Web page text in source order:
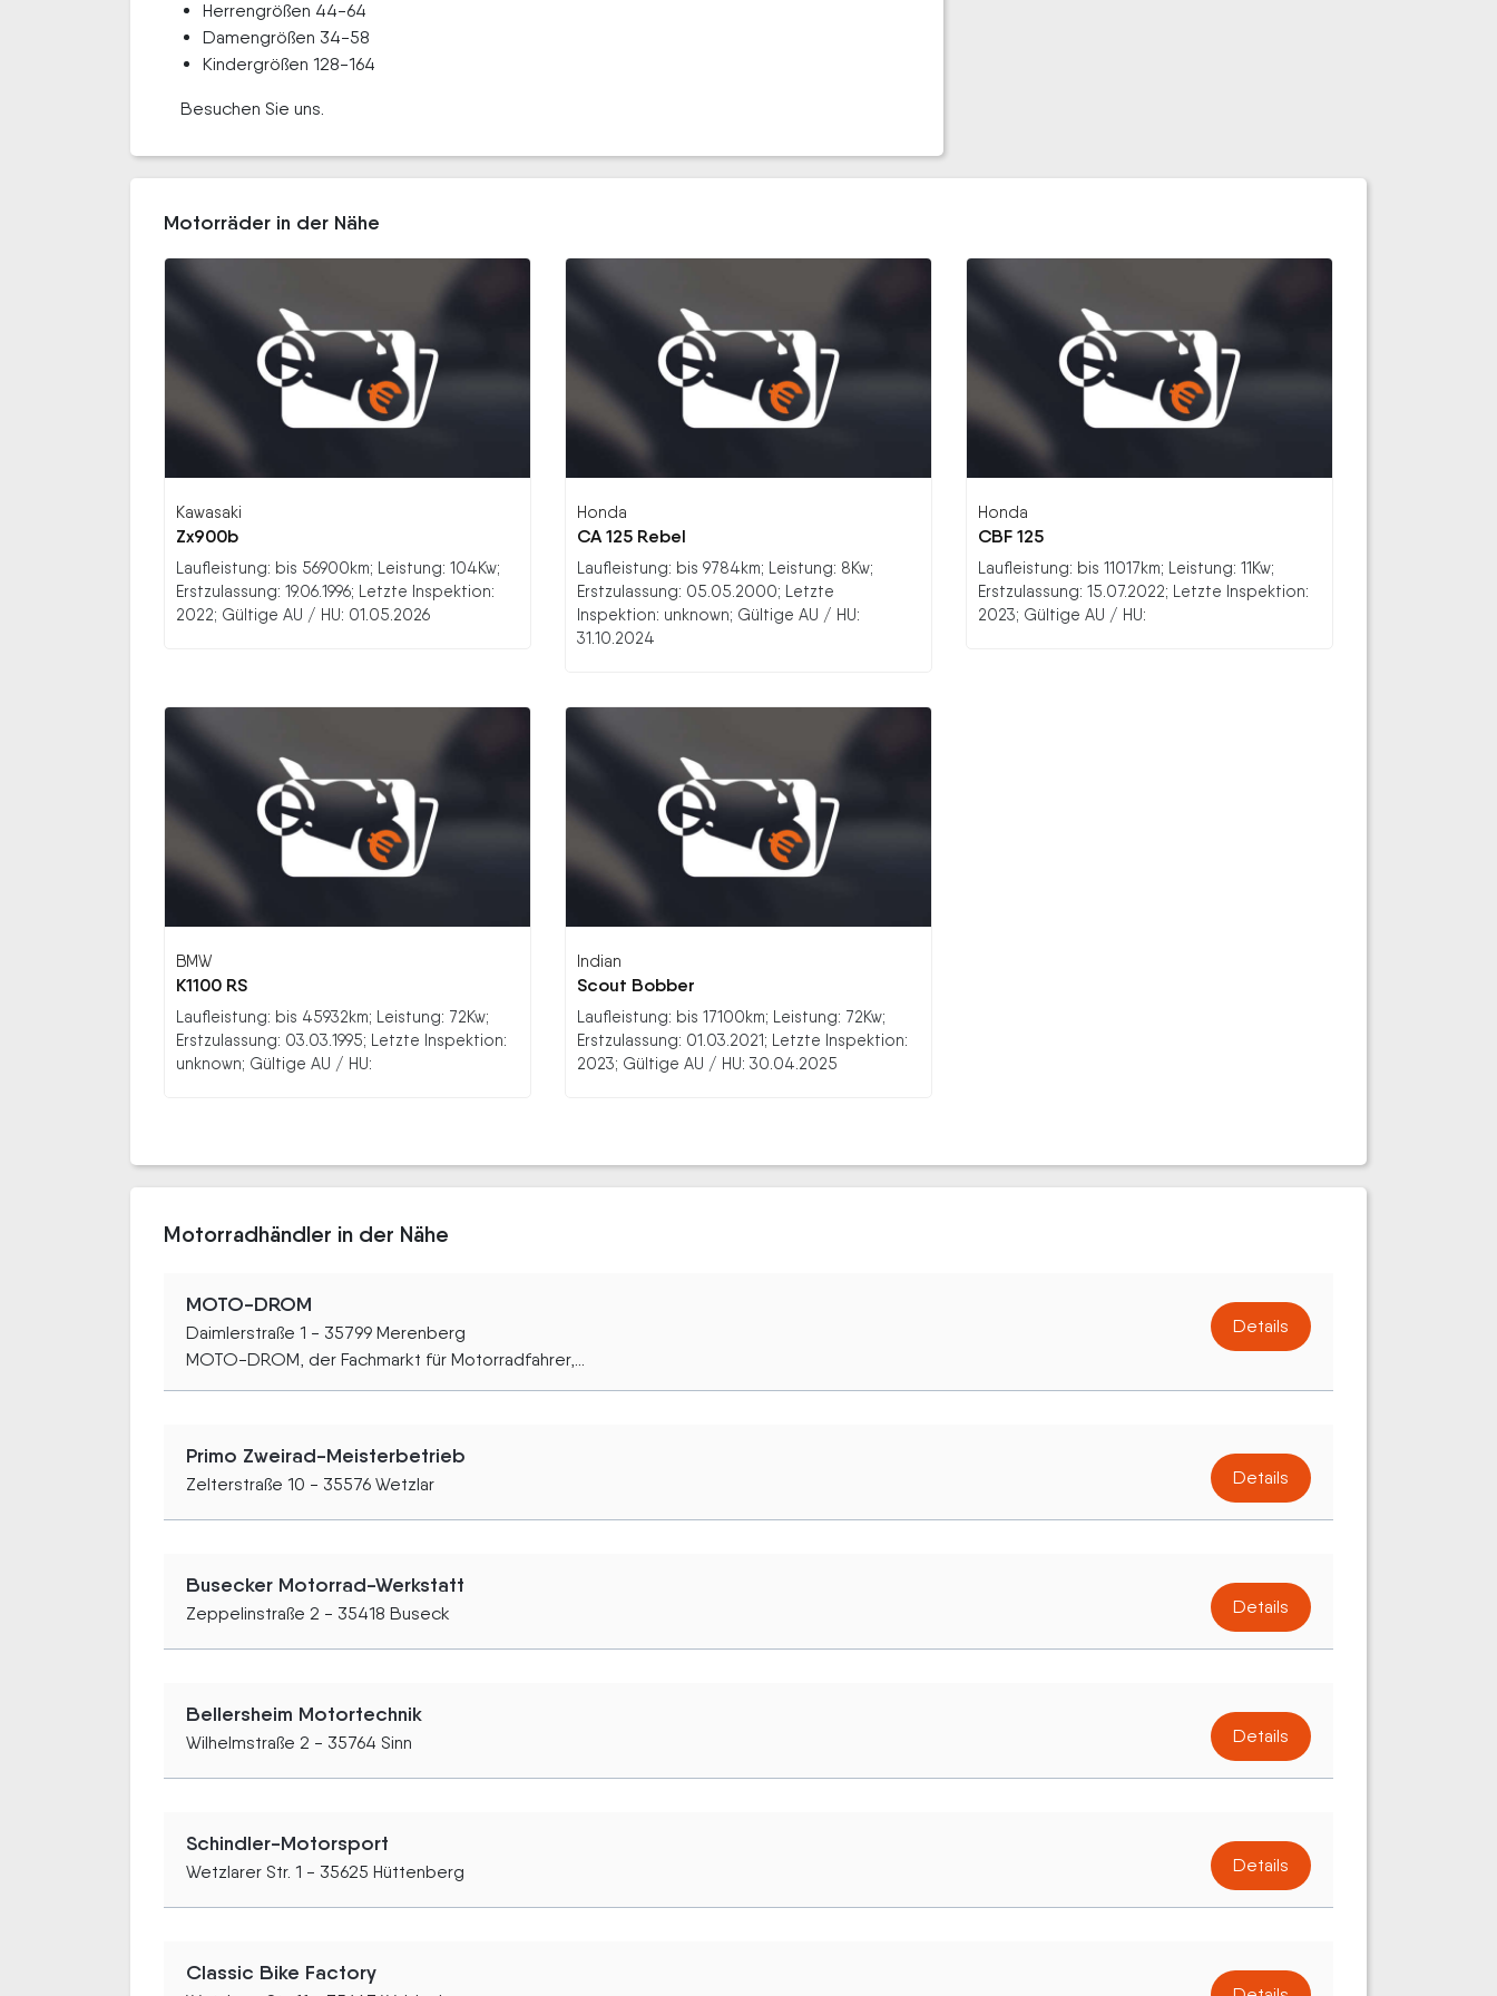
Herrengrößen 44-64
Damengrößen 34-58
Kindergrößen 128-164
Besuchen Sie uns.
Motorräder in der Nähe
Kawasaki
Zx900b
Laufleistung: bis 56900km; Leistung: 104Kw;
Erstzulassung: 19.06.1996; Letzte Inspektion:
2022; Gültige AU / HU: 01.05.2026
Honda
CA 125 Rebel
Laufleistung: bis 9784km; Leistung: 8Kw;
Erstzulassung: 05.05.2000; Letzte
Inspektion: unknown; Gültige AU / HU:
31.10.2024
Honda
CBF 125
Laufleistung: bis 11017km; Leistung: 11Kw;
Erstzulassung: 15.07.2022; Letzte Inspektion:
2023; Gültige AU / HU:
BMW
K1100 RS
Laufleistung: bis 45932km; Leistung: 72Kw;
Erstzulassung: 03.03.1995; Letzte Inspektion:
unknown; Gültige AU / HU:
Indian
Scout Bobber
Laufleistung: bis 17100km; Leistung: 72Kw;
Erstzulassung: 01.03.2021; Letzte Inspektion:
2023; Gültige AU / HU: 30.04.2025
Motorradhändler in der Nähe
MOTO-DROM
Daimlerstraße 1 - 35799 Merenberg
MOTO-DROM, der Fachmarkt für Motorradfahrer,...
Details
Primo Zweirad-Meisterbetrieb
Zelterstraße 10 - 35576 Wetzlar Details
Busecker Motorrad-Werkstatt
Zeppelinstraße 2 - 35418 Buseck Details
Bellersheim Motortechnik
Wilhelmstraße 2 - 35764 Sinn Details
Schindler-Motorsport
Wetzlarer Str. 1 - 35625 Hüttenberg Details
Classic Bike Factory